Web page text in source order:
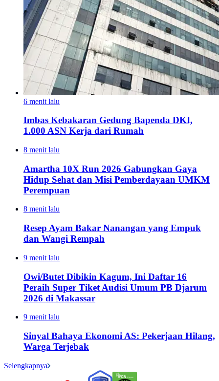
6 menit lalu
Imbas Kebakaran Gedung Bapenda DKI,
1.000 ASN Kerja dari Rumah
8 menit lalu
Amartha 10X Run 2026 Gabungkan Gaya
Hidup Sehat dan Misi Pemberdayaan UMKM
Perempuan
8 menit lalu
Resep Ayam Bakar Nanangan yang Empuk
dan Wangi Rempah
9 menit lalu
Owi/Butet Dibikin Kagum, Ini Daftar 16
Peraih Super Tiket Audisi Umum PB Djarum
2026 di Makassar
9 menit lalu
Sinyal Bahaya Ekonomi AS: Pekerjaan Hilang,
Warga Terjebak
Selengkapnya